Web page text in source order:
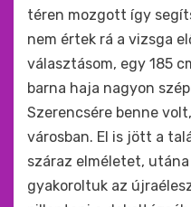
téren mozgott így
nem értek rá a vizsga
választásom, egy 185
barna haja nagyon
Szerencsére benne
városban. El is jött a
száraz elméletet,
gyakoroltuk az